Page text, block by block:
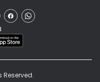
Reserved.